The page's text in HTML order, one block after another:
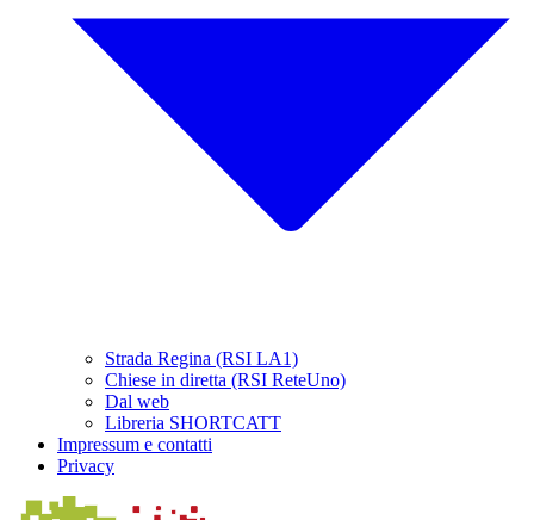
Strada Regina (RSI LA1)
Chiese in diretta (RSI ReteUno)
Dal web
Libreria SHORTCATT
Impressum e contatti
Privacy